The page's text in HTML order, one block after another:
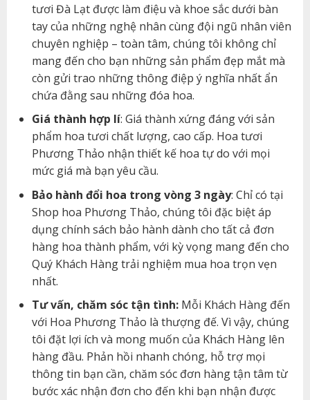
tươi Đà Lạt được làm điệu và khoe sắc dưới bàn
tay của những nghệ nhân cùng đội ngũ nhân viên
chuyên nghiệp – toàn tâm, chúng tôi không chỉ
mang đến cho bạn những sản phẩm đẹp mắt mà
còn gửi trao những thông điệp ý nghĩa nhất ẩn
chứa đằng sau những đóa hoa.
Giá thành hợp lí: Giá thành xứng đáng với sản
phẩm hoa tươi chất lượng, cao cấp. Hoa tươi
Phương Thảo nhận thiết kế hoa tự do với mọi
mức giá mà bạn yêu cầu.
Bảo hành đổi hoa trong vòng 3 ngày: Chỉ có tại
Shop hoa Phương Thảo, chúng tôi đặc biệt áp
dụng chính sách bảo hành dành cho tất cả đơn
hàng hoa thành phẩm, với kỳ vọng mang đến cho
Quý Khách Hàng trải nghiệm mua hoa trọn vẹn
nhất.
Tư vấn, chăm sóc tận tình:Mỗi Khách Hàng đến
với Hoa Phương Thảo là thượng đế. Vì vậy, chúng
tôi đặt lợi ích và mong muốn của Khách Hàng lên
hàng đầu. Phản hồi nhanh chóng, hỗ trợ mọi
thông tin bạn cần, chăm sóc đơn hàng tận tâm từ
bước xác nhận đơn cho đến khi bạn nhận được